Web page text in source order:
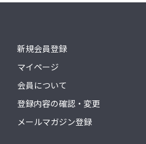
新規会員登録
マイページ
会員について
登録内容の確認・変更
メールマガジン登録